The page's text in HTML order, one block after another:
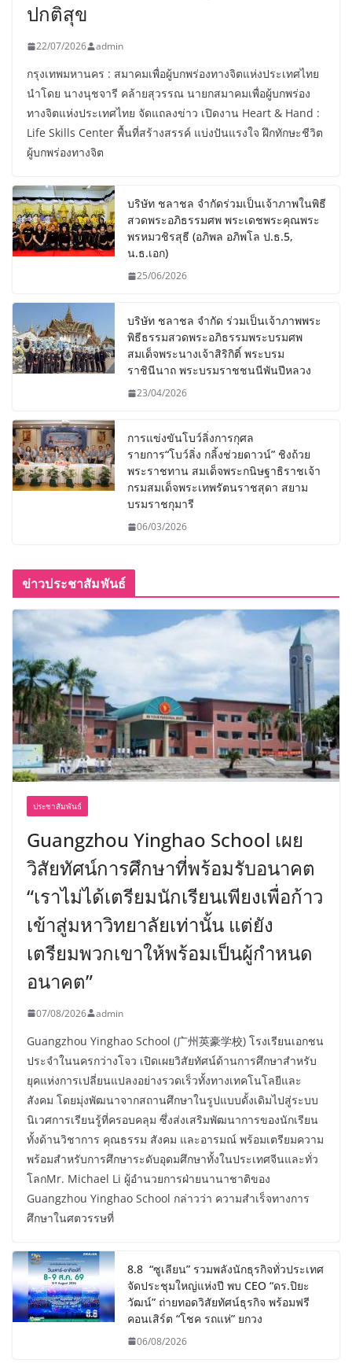
ปกติสุข
22/07/2026 admin
กรุงเทพมหานคร : สมาคมเพื่อผู้บกพร่องทางจิตแห่งประเทศไทย
นำโดย นางนุชจารี คล้ายสุวรรณ นายกสมาคมเพื่อผู้บกพร่อง
ทางจิตแห่งประเทศไทย จัดแถลงข่าว เปิดงาน Heart & Hand :
Life Skills Center พื้นที่สร้างสรรค์ แบ่งปันแรงใจ ฝึกทักษะชีวิต
ผู้บกพร่องทางจิต
บริษัท ชลาชล จำกัดร่วมเป็นเจ้าภาพในพิธี
สวดพระอภิธรรมศพ พระเดชพระคุณพระ
พรหมวชิรสุธี (อภิพล อภิพโล ป.ธ.5,
น.ธ.เอก)
25/06/2026
บริษัท ชลาชล จำกัด ร่วมเป็นเจ้าภาพพระ
พิธีธรรมสวดพระอภิธรรมพระบรมศพ
สมเด็จพระนางเจ้าสิริกิติ์ พระบรม
ราชินีนาถ พระบรมราชชนนีพันปีหลวง
23/04/2026
การแข่งขันโบว์ลิ่งการกุศล
รายการ“โบว์ลิ่ง กลิ้งช่วยดาวน์” ชิงถ้วย
พระราชทาน สมเด็จพระกนิษฐาธิราชเจ้า
กรมสมเด็จพระเทพรัตนราชสุดา สยาม
บรมราชกุมารี
06/03/2026
ข่าวประชาสัมพันธ์
ประชาสัมพันธ์
Guangzhou Yinghao School เผย
วิสัยทัศน์การศึกษาที่พร้อมรับอนาคต
“เราไม่ได้เตรียมนักเรียนเพียงเพื่อก้าว
เข้าสู่มหาวิทยาลัยเท่านั้น แต่ยัง
เตรียมพวกเขาให้พร้อมเป็นผู้กำหนด
อนาคต”
07/08/2026 admin
Guangzhou Yinghao School (广州英豪学校) โรงเรียนเอกชน
ประจำในนครกว่างโจว เปิดเผยวิสัยทัศน์ด้านการศึกษาสำหรับ
ยุคแห่งการเปลี่ยนแปลงอย่างรวดเร็วทั้งทางเทคโนโลยีและ
สังคม โดยมุ่งพัฒนาจากสถานศึกษาในรูปแบบดั้งเดิมไปสู่ระบบ
นิเวศการเรียนรู้ที่ครอบคลุม ซึ่งส่งเสริมพัฒนาการของนักเรียน
ทั้งด้านวิชาการ คุณธรรม สังคม และอารมณ์ พร้อมเตรียมความ
พร้อมสำหรับการศึกษาระดับอุดมศึกษาทั้งในประเทศจีนและทั่ว
โลกMr. Michael Li ผู้อำนวยการฝ่ายนานาชาติของ
Guangzhou Yinghao School กล่าวว่า ความสำเร็จทางการ
ศึกษาในศตวรรษที่
8.8 “ซูเลียน” รวมพลังนักธุรกิจทั่วประเทศ
จัดประชุมใหญ่แห่งปี พบ CEO “ดร.ปิยะ
วัฒน์” ถ่ายทอดวิสัยทัศน์ธุรกิจ พร้อมฟรี
คอนเสิร์ต “โชค รถแห่” ยกวง
06/08/2026